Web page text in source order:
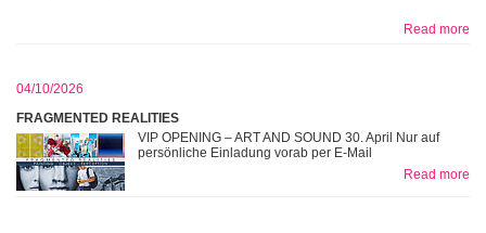
Read more
04/10/2026
FRAGMENTED REALITIES
VIP OPENING – ART AND SOUND 30. April Nur auf
persönliche Einladung vorab per E-Mail
Read more